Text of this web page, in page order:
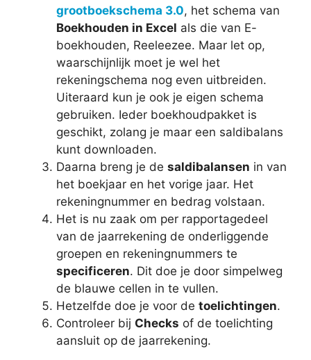
grootboekschema 3.0, het schema van
Boekhouden in Excel als die van E-
boekhouden, Reeleezee. Maar let op,
waarschijnlijk moet je wel het
rekeningschema nog even uitbreiden.
Uiteraard kun je ook je eigen schema
gebruiken. Ieder boekhoudpakket is
geschikt, zolang je maar een saldibalans
kunt downloaden.
Daarna breng je de saldibalansen in van
het boekjaar en het vorige jaar. Het
rekeningnummer en bedrag volstaan.
Het is nu zaak om per rapportagedeel
van de jaarrekening de onderliggende
groepen en rekeningnummers te
specificeren. Dit doe je door simpelweg
de blauwe cellen in te vullen.
Hetzelfde doe je voor de toelichtingen.
Controleer bij Checks of de toelichting
aansluit op de jaarrekening.